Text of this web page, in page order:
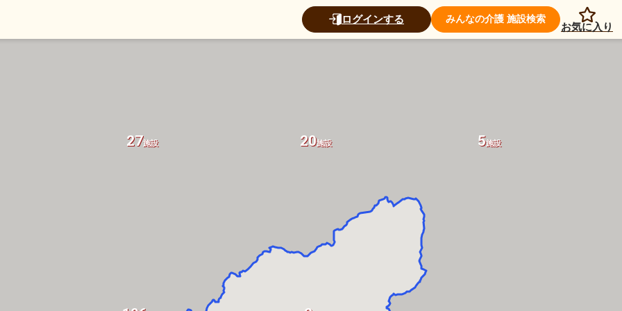
ログインする みんなの介護 施設検索
お気に入り
27施設 20施設 5施設